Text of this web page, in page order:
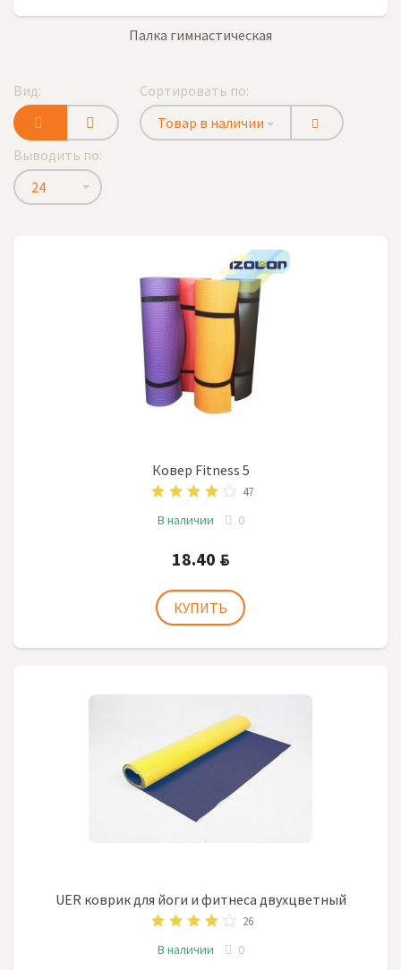
Палка гимнастическая
Вид:
Сортировать по:
Товар в наличии
Выводить по:
24
Ковер Fitness 5
47
В наличии 0
18.40 BYN
UER коврик для йоги и фитнеса двухцветный
26
В наличии 0